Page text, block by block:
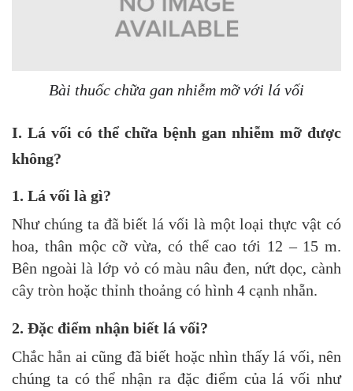
Bài thuốc chữa gan nhiễm mỡ với lá vối
I. Lá vối có thể chữa bệnh gan nhiễm mỡ được
không?
1. Lá vối là gì?
Như chúng ta đã biết lá vối là một loại thực vật có
hoa, thân mộc cỡ vừa, có thể cao tới 12 – 15 m.
Bên ngoài là lớp vỏ có màu nâu đen, nứt dọc, cành
cây tròn hoặc thỉnh thoảng có hình 4 cạnh nhẵn.
2. Đặc điểm nhận biết lá vối?
Chắc hẳn ai cũng đã biết hoặc nhìn thấy lá vối, nên
chúng ta có thể nhận ra đặc điểm của lá vối như